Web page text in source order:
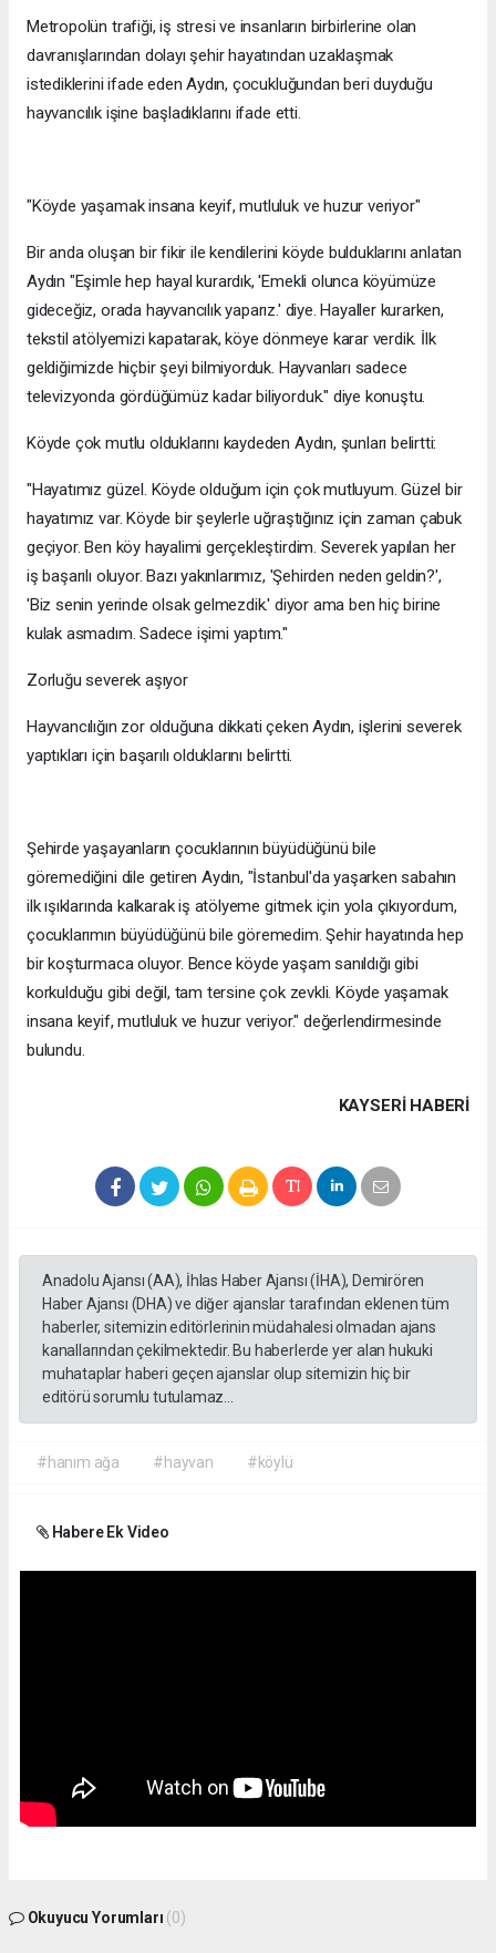
Metropolün trafiği, iş stresi ve insanların birbirlerine olan
davranışlarından dolayı şehir hayatından uzaklaşmak
istediklerini ifade eden Aydın, çocukluğundan beri duyduğu
hayvancılık işine başladıklarını ifade etti.
"Köyde yaşamak insana keyif, mutluluk ve huzur veriyor"
Bir anda oluşan bir fikir ile kendilerini köyde bulduklarını anlatan
Aydın "Eşimle hep hayal kurardık, 'Emekli olunca köyümüze
gideceğiz, orada hayvancılık yaparız.' diye. Hayaller kurarken,
tekstil atölyemizi kapatarak, köye dönmeye karar verdik. İlk
geldiğimizde hiçbir şeyi bilmiyorduk. Hayvanları sadece
televizyonda gördüğümüz kadar biliyorduk." diye konuştu.
Köyde çok mutlu olduklarını kaydeden Aydın, şunları belirtti:
"Hayatımız güzel. Köyde olduğum için çok mutluyum. Güzel bir
hayatımız var. Köyde bir şeylerle uğraştığınız için zaman çabuk
geçiyor. Ben köy hayalimi gerçekleştirdim. Severek yapılan her
iş başarılı oluyor. Bazı yakınlarımız, 'Şehirden neden geldin?',
'Biz senin yerinde olsak gelmezdik.' diyor ama ben hiç birine
kulak asmadım. Sadece işimi yaptım."
Zorluğu severek aşıyor
Hayvancılığın zor olduğuna dikkati çeken Aydın, işlerini severek
yaptıkları için başarılı olduklarını belirtti.
Şehirde yaşayanların çocuklarının büyüdüğünü bile
göremediğini dile getiren Aydın, "İstanbul'da yaşarken sabahın
ilk ışıklarında kalkarak iş atölyeme gitmek için yola çıkıyordum,
çocuklarımın büyüdüğünü bile göremedim. Şehir hayatında hep
bir koşturmaca oluyor. Bence köyde yaşam sanıldığı gibi
korkulduğu gibi değil, tam tersine çok zevkli. Köyde yaşamak
insana keyif, mutluluk ve huzur veriyor." değerlendirmesinde
bulundu.
KAYSERI HABERİ
Anadolu Ajansı (AA), İhlas Haber Ajansı (İHA), Demirören
Haber Ajansı (DHA) ve diğer ajanslar tarafından eklenen tüm
haberler, sitemizin editörlerinin müdahalesi olmadan ajans
kanallarından çekilmektedir. Bu haberlerde yer alan hukuki
muhataplar haberi geçen ajanslar olup sitemizin hiç bir
editörü sorumlu tutulamaz...
#hanım ağa #hayvan #köylü
Habere Ek Video
Okuyucu Yorumları (0)